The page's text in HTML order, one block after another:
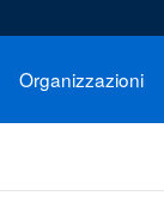
Organizzazioni